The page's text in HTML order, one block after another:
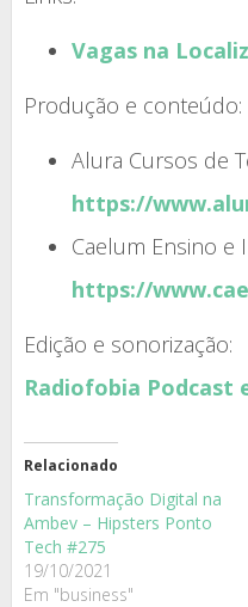
Vagas na
Produção e conteúdo:
Alura Cursos de
https://
Caelum Ensino e
https://
Edição e sonorização:
Radiofobia Podcast
Relacionado
Transformação Digital na
Ambev – Hipsters Ponto
Tech #275
19/10/2021
Em "business"